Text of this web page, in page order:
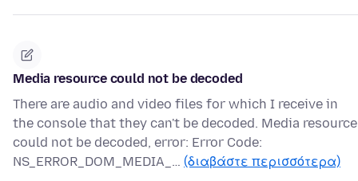
Media resource could not be decoded
There are audio and video files for which I receive in
the console that they can't be decoded. Media resource
could not be decoded, error: Error Code:
NS_ERROR_DOM_MEDIA_… (διαβάστε περισσότερα)